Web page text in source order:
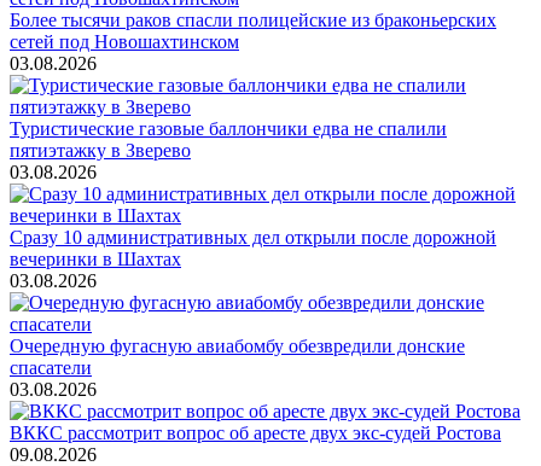
Более тысячи раков спасли полицейские из браконьерских
сетей под Новошахтинском
03.08.2026
Туристические газовые баллончики едва не спалили
пятиэтажку в Зверево
03.08.2026
Сразу 10 административных дел открыли после дорожной
вечеринки в Шахтах
03.08.2026
Очередную фугасную авиабомбу обезвредили донские
спасатели
03.08.2026
ВККС рассмотрит вопрос об аресте двух экс-судей Ростова
09.08.2026